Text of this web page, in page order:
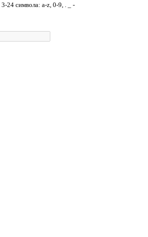
3-24 символа: a-z, 0-9, . _ -